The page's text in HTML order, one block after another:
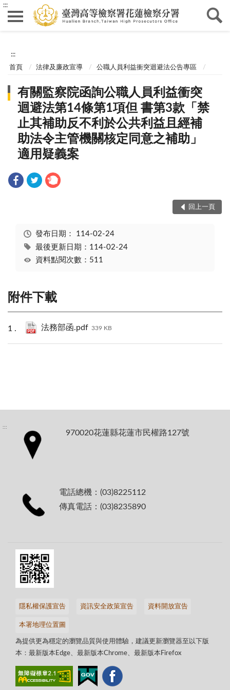
:::
:::
首頁 法律及廉政宣導 公職人員利益衝突迴避法公告專區
有關監察院函詢公職人員利益衝突
迴避法第14條第1項但 書第3款「禁
止其補助反不利於公共利益且經補
助法令主管機關核定同意之補助」
適用疑義案
回上一頁
發布日期： 114-02-24
最後更新日期：114-02-24
資料點閱次數：511
附件下載
法務部函.pdf 339 KB
:::
970020花蓮縣花蓮市民權路127號
電話總機：(03)8225112
傳真電話：(03)8235890
隱私權保護宣告 資訊安全政策宣告 資料開放宣告
本署地理位置圖
為提供更為穩定的瀏覽品質與使用體驗，建議更新瀏覽器至以下版
本：最新版本Edge、最新版本Chrome、最新版本Firefox